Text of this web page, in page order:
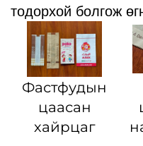
тодорхой болгож
Фастфудын
цаасан
хайрцаг